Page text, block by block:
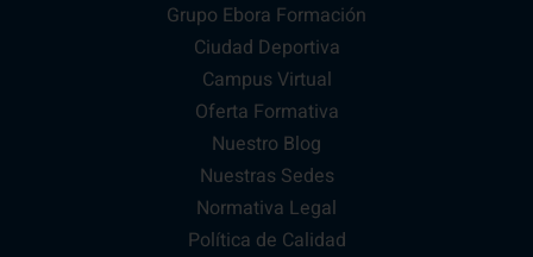
Grupo Ebora Formación
Ciudad Deportiva
Campus Virtual
Oferta Formativa
Nuestro Blog
Nuestras Sedes
Normativa Legal
Política de Calidad